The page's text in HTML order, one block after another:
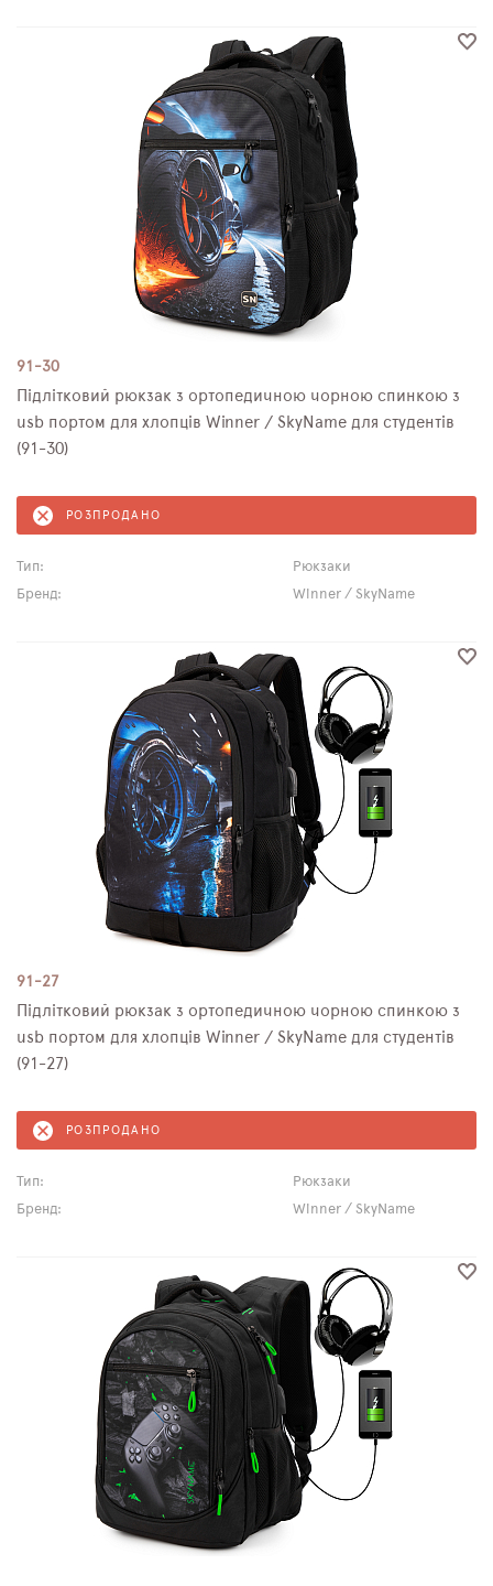
91-30
Підлітковий рюкзак з ортопедичною чорною спинкою з
usb портом для хлопців Winner / SkyName для студентів
(91-30)
РОЗПРОДАНО
Тип:
Рюкзаки
Бренд:
Winner / SkyName
91-27
Підлітковий рюкзак з ортопедичною чорною спинкою з
usb портом для хлопців Winner / SkyName для студентів
(91-27)
РОЗПРОДАНО
Тип:
Рюкзаки
Бренд:
Winner / SkyName